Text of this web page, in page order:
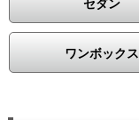
ワンボックス